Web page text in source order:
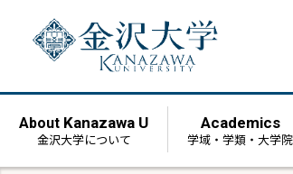
About Kanazawa U
金沢大学について
Academics
学域・学類・大学院